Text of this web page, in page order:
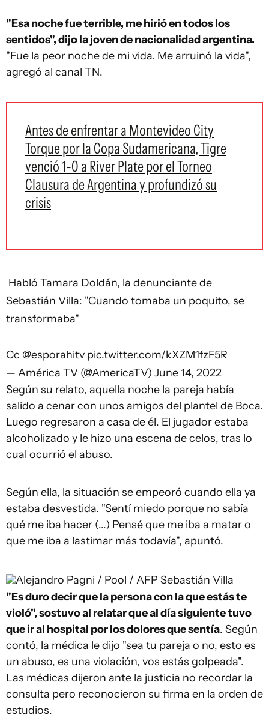
"Esa noche fue terrible, me hirió en todos los
sentidos", dijo la joven de nacionalidad argentina.
"Fue la peor noche de mi vida. Me arruinó la vida",
agregó al canal TN.
Antes de enfrentar a Montevideo City
Torque por la Copa Sudamericana, Tigre
venció 1-0 a River Plate por el Torneo
Clausura de Argentina y profundizó su
crisis
️ Habló Tamara Doldán, la denunciante de
Sebastián Villa: "Cuando tomaba un poquito, se
transformaba"
Cc @esporahitv pic.twitter.com/kXZM1fzF5R
— América TV (@AmericaTV) June 14, 2022
Según su relato, aquella noche la pareja había
salido a cenar con unos amigos del plantel de Boca.
Luego regresaron a casa de él. El jugador estaba
alcoholizado y le hizo una escena de celos, tras lo
cual ocurrió el abuso.
Según ella, la situación se empeoró cuando ella ya
estaba desvestida. "Sentí miedo porque no sabía
qué me iba hacer (...) Pensé que me iba a matar o
que me iba a lastimar más todavía", apuntó.
Alejandro Pagni / Pool / AFP Sebastián Villa
"Es duro decir que la persona con la que estás te
violó", sostuvo al relatar que al día siguiente tuvo
que ir al hospital por los dolores que sentía. Según
contó, la médica le dijo "sea tu pareja o no, esto es
un abuso, es una violación, vos estás golpeada".
Las médicas dijeron ante la justicia no recordar la
consulta pero reconocieron su firma en la orden de
estudios.